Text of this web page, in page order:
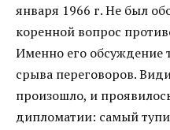
января 1966 г. Не был
коренной вопрос
Именно его обсуждение
срыва переговоров.
произошло, и
дипломатии: самый